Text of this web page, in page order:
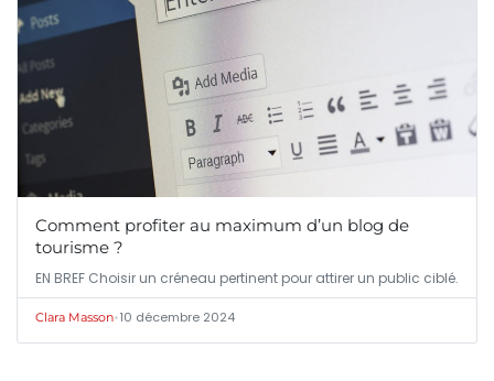
Comment profiter au maximum d’un blog de
tourisme ?
EN BREF Choisir un créneau pertinent pour attirer un public ciblé.
Clara Masson•10 décembre 2024